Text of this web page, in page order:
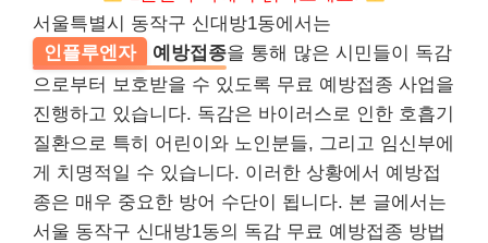
서울특별시 동작구 신대방1동에서는
인플루엔자
예방접종을 통해 많은 시민들이 독감
으로부터 보호받을 수 있도록 무료 예방접종 사업을
진행하고 있습니다. 독감은 바이러스로 인한 호흡기
질환으로 특히 어린이와 노인분들, 그리고 임신부에
게 치명적일 수 있습니다. 이러한 상황에서 예방접
종은 매우 중요한 방어 수단이 됩니다. 본 글에서는
서울 동작구 신대방1동의 독감 무료 예방접종 방법